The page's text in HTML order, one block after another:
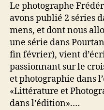
Le photographe
avons publié 2 séries
mens, et dont nous
une série dans
fin février), vient
passionnant sur le
et photographie dans
«Littérature et
dans l’édition».…